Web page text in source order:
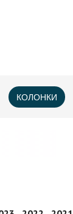
КОЛОНКИ